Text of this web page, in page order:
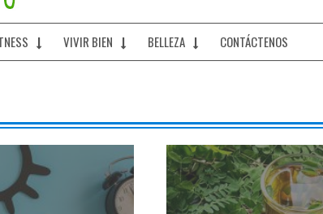
VIVIR BIEN BELLEZA CONTÁCTENOS